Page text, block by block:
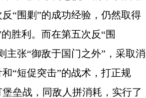
“围剿”的成功经验，仍然取得
胜利。而在第五次反“围
主张“御敌于国门之外”，采取消
“短促突击”的战术，打正规
垒战，同敌人拼消耗，实行了